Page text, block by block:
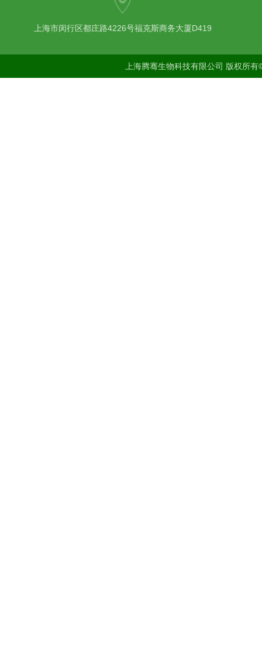
上海市闵行区都庄路4226号福克斯商务大厦D419
上海腾骞生物科技有限公司 版权所